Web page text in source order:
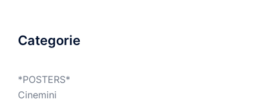
Categorie
*POSTERS*
Cinemini